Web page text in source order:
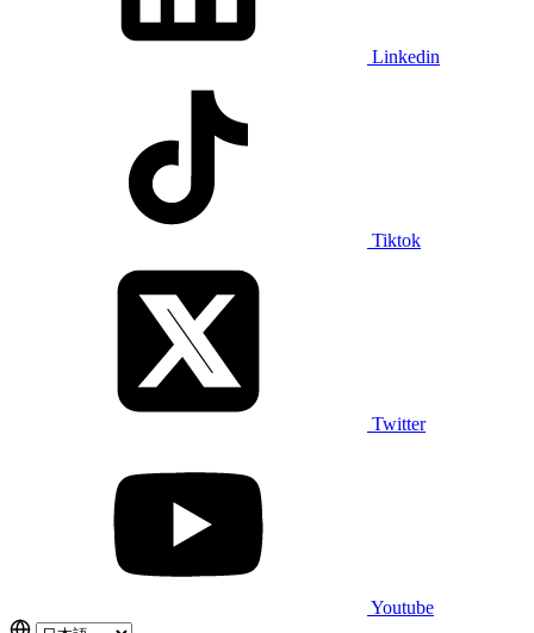
Linkedin
Tiktok
Twitter
Youtube